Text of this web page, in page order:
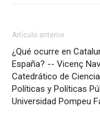
Artículo anterior
¿Qué ocurre en
España? -- Vicenç
Catedrático de
Políticas y Políticas
Universidad Pompeu